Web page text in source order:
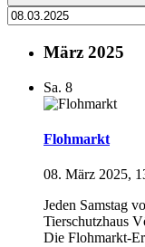
März 2025
Sa. 8
Flohmarkt
08. März 2025,
Jeden Samstag
Tierschutzhaus
Die Flohmarkt-